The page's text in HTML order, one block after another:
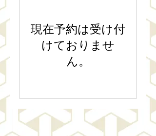
現在予約は受け付
けておりませ
ん。